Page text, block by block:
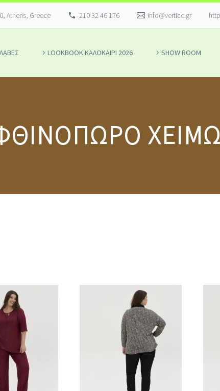
Athens, Greece 210 32 46 176 info@vertice.gr
LOOKBOOK ΚΑΛΟΚΑΊΡΙ 2026 SHOW ROOM